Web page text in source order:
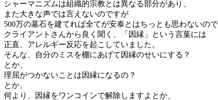
シャーマニズムは組織的宗教とは異なる部分があり、
また大きな声では言えないのですが
500万の墓石を建てれば全てが安泰とはちっとも思わないので
クライアントさんから良く聞く、「因縁」という言葉には
正直、アレルギー反応を起こしていました。
そんな、自分のミスを棚にあげて因縁のせいにする？
とか、
理屈がつかないことは因縁になるの？
とか、
何より、因縁をワンコインで解除しますよとか、